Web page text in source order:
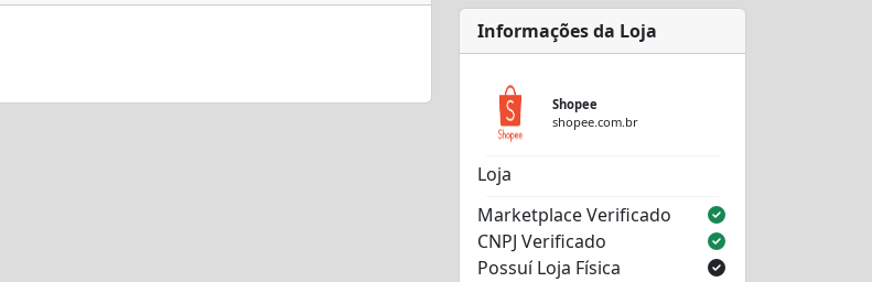
Informações da Loja
Shopee
shopee.com.br
Loja
Marketplace Verificado
CNPJ Verificado
Possuí Loja Física